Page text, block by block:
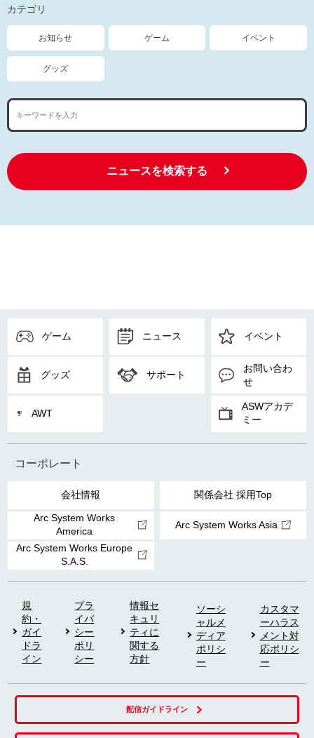
カテゴリ
お知らせ ゲーム イベント
グッズ
ニュースを検索する
ゲーム ニュース イベント
グッズ サポート
お問い合わ
せ
AWT
ASWアカデ
ミー
コーポレート
会社情報 関係会社 採用Top
Arc System Works
America
Arc System Works Asia
Arc System Works Europe
S.A.S.
規
約・
ガイ
ドラ
イン
プラ
イバ
シー
ポリ
シー
情報セ
キュリ
ティに
関する
方針
ソーシ
ャルメ
ディア
ポリシ
ー
カスタマ
ーハラス
メント対
応ポリシ
ー
配信ガイドライン